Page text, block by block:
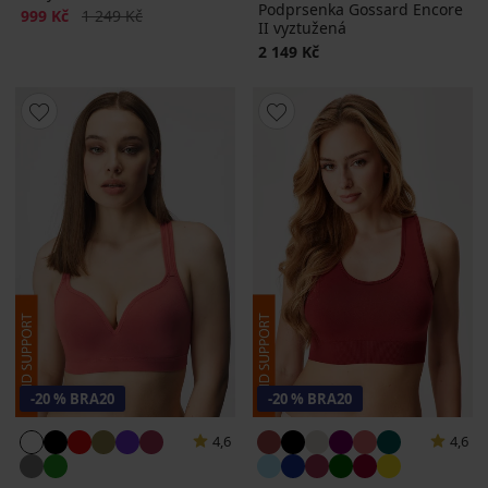
Sleva
999 Kč Původní cena
1 249 Kč
Podprsenka Gossard Encore
II vyztužená
2 149 Kč
-20 % BRA20
4,6
-20 % BRA20
4,6